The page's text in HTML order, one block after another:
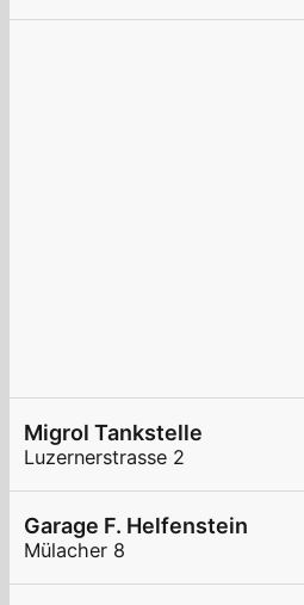
Migrol Tankstelle
Luzernerstrasse 2
Garage F. Helfenstein
Mülacher 8